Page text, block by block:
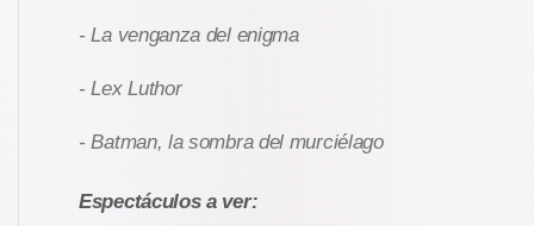
- La venganza del enigma
- Lex Luthor
- Batman, la sombra del murciélago
Espectáculos a ver: